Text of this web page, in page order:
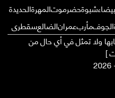
شبوةحضرموتالمهرةالحديدة
الجوفمأربعمرانالضالعسقطرى
ولا تمثل في أي حال من
]